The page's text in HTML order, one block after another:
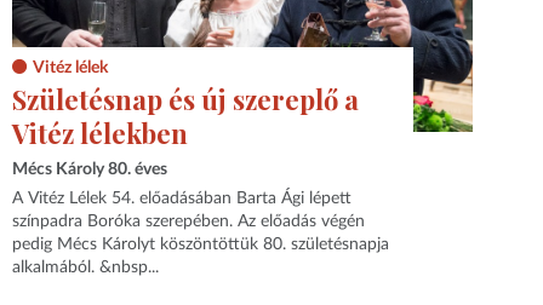
Vitéz lélek
Születésnap és új szereplő a
Vitéz lélekben
Mécs Károly 80. éves
A Vitéz Lélek 54. előadásában Barta Ági lépett
színpadra Boróka szerepében. Az előadás végén
pedig Mécs Károlyt köszöntöttük 80. születésnapja
alkalmából. &nbsp...